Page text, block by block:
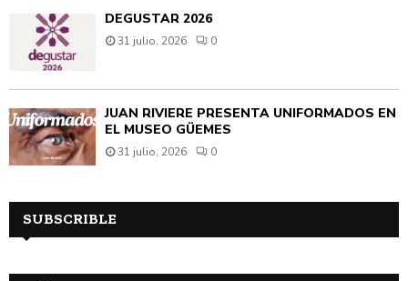
DEGUSTAR 2026
31 julio, 2026 0
JUAN RIVIÈRE PRESENTA UNIFORMADOS EN
EL MUSEO GÜEMES
31 julio, 2026 0
SUBSCRIBLE